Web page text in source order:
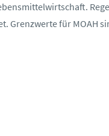
Grenzwerte für MOAH